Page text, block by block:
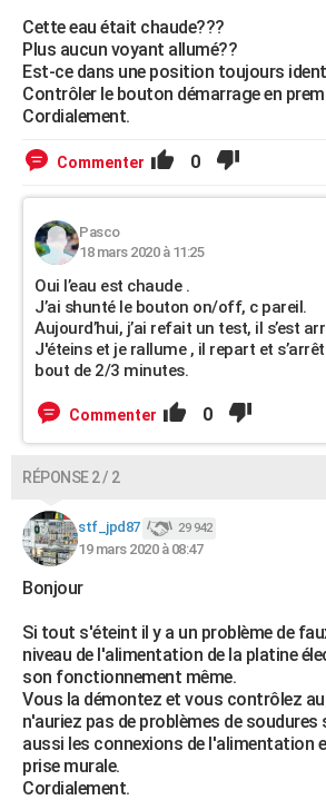
Bricolage
Lifestyle
Culture
Sport
Auto
Television
Voyage
Cinema
Cette eau était chaude???
Plus aucun voyant allumé??
Est-ce dans une position toujours
Contrôler le bouton démarrage en
Cordialement.
Commenter 0
Pasco
18 mars 2020 à 11:25
Oui l’eau est chaude .
J’ai shunté le bouton on/off, c pareil.
Aujourd’hui, j’ai refait un test, il s’est
J'éteins et je rallume , il repart et
bout de 2/3 minutes.
Commenter 0
RÉPONSE 2 / 2
stf_jpd87 29 942
19 mars 2020 à 08:47
Bonjour
Si tout s'éteint il y a un problème de
niveau de l'alimentation de la platine
son fonctionnement même.
Vous la démontez et vous contrôlez
n'auriez pas de problèmes de soudures
aussi les connexions de l'alimentation
prise murale.
Cordialement.